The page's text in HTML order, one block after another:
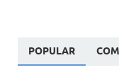
POPULAR